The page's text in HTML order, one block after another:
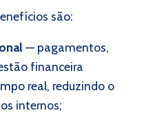
são:
— pagamentos,
financeira
real, reduzindo o
internos;